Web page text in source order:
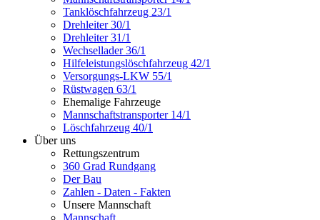
Tanklöschfahrzeug 23/1
Drehleiter 30/1
Drehleiter 31/1
Wechsellader 36/1
Hilfeleistungslöschfahrzeug 42/1
Versorgungs-LKW 55/1
Rüstwagen 63/1
Ehemalige Fahrzeuge
Mannschaftstransporter 14/1
Löschfahrzeug 40/1
Über uns
Rettungszentrum
360 Grad Rundgang
Der Bau
Zahlen - Daten - Fakten
Unsere Mannschaft
Mannschaft